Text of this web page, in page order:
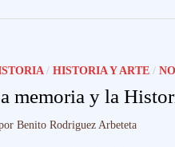
/ HISTORIA Y ARTE/
memoria y la
Benito Rodriguez Arbeteta